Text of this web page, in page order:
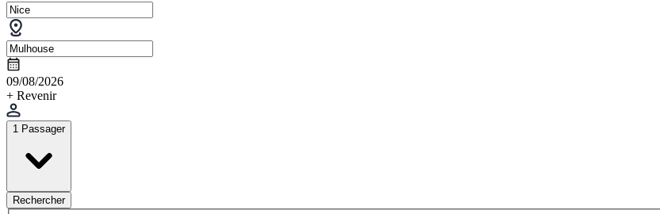
09/08/2026
+ Revenir
1 Passager
Rechercher